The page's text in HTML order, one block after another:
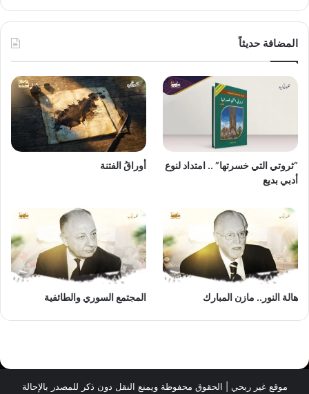
المضافة حديثاً
“ثروتي التي خسرتها” .. امتداد لنوع
أدبي بديع
أوراقُ الفتنة
هالة النور.. مازن المبارك المجتمع السوري والطائفية
موقع غير ربحي | الحقوق محفوظة ويمنع النقل دون ذكر للمصدر بالإحالة